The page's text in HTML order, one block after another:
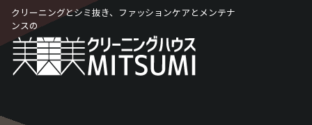
Skip
content
クリーニングとシミ抜き、ファッションケアとメンテナ
ンスの